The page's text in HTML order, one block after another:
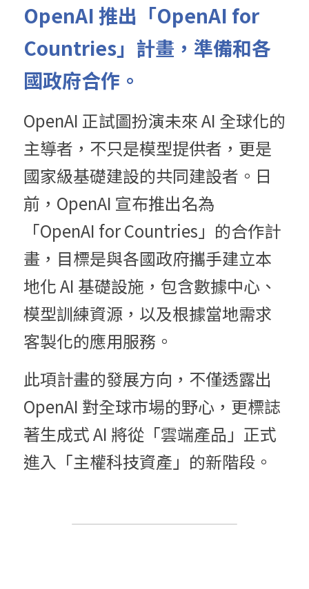
OpenAI 推出「OpenAI for
Countries」計畫，準備和各
國政府合作。
OpenAI 正試圖扮演未來 AI 全球化的
主導者，不只是模型提供者，更是
國家級基礎建設的共同建設者。日
前，OpenAI 宣布推出名為
「OpenAI for Countries」的合作計
畫，目標是與各國政府攜手建立本
地化 AI 基礎設施，包含數據中心、
模型訓練資源，以及根據當地需求
客製化的應用服務。
此項計畫的發展方向，不僅透露出
OpenAI 對全球市場的野心，更標誌
著生成式 AI 將從「雲端產品」正式
進入「主權科技資產」的新階段。